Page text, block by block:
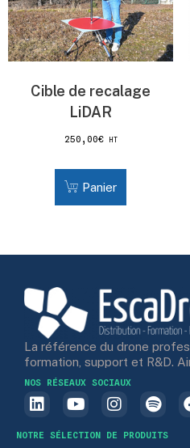
Cible de recalage
LiDAR
250,00€ HT
Panier
La référence du drone
formation, support et R&D.
NOS RÉSEAUX SOCIAUX
NOTRE SÉLECTION DE PRODUITS